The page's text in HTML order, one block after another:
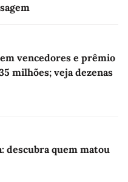
vencedores e prêmio
milhões; veja dezenas
descubra quem matou